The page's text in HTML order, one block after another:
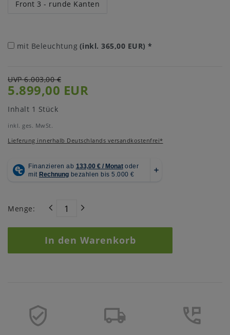
Front 3 - runde Kanten
mit Beleuchtung (inkl. 365,00 EUR) *
UVP 6.003,00 €
5.899,00 EUR
Inhalt 1 Stück
inkl. ges. MwSt.
Lieferung innerhalb Deutschlands versandkostenfrei*
Menge:
In den Warenkorb